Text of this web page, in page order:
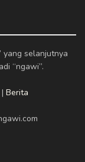
yang selanjutnya
“ngawi”.
| Berita